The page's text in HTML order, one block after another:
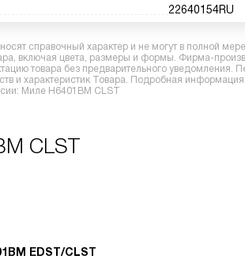
22640154RU
справочный характер и не могут в полной
включая цвета, размеры и формы. Фирма-
товара без предварительного
и характеристик Товара. Подробная информация
Миле H6401BM CLST
CLST
EDST/CLST